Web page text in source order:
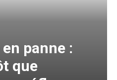
panne :
que